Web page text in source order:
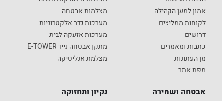
אמון למען הקהילה
לקוחות ממליצים
דרושים
כתבות ומאמרים
מן העתונות
מפת אתר
מצלמות אבטחה
מערכות גדר אלקטרוניות
מערכות אזעקה לבית
מתקן אבטחה נייד E-TOWER
מצלמת אנליטיקה
אבטחה ושמירה נקיון ותחזוקה